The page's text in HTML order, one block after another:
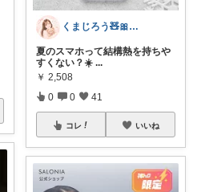
くまじろう🧸🎀脂性肌の快適美容
夏のスマホって結構熱を持ちや
すくない？☀️ ...
￥ 2,508
0 0 41
コレ いいね